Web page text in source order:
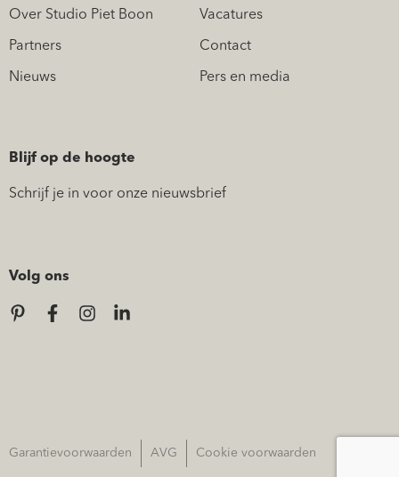
Over Studio Piet Boon
Partners
Nieuws
Vacatures
Contact
Pers en media
Blijf op de hoogte
Schrijf je in voor onze nieuwsbrief
Volg ons
Garantievoorwaarden AVG Cookie voorwaarden